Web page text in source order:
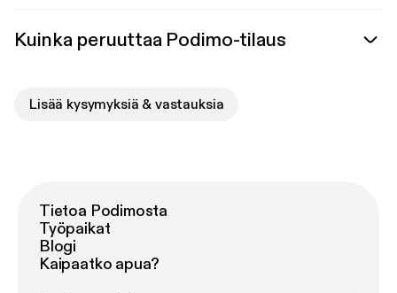
Kuinka peruuttaa Podimo-tilaus
Lisää kysymyksiä & vastauksia
Tietoa Podimosta
Työpaikat
Blogi
Kaipaatko apua?